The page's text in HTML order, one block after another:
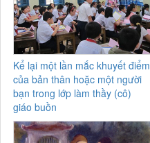
Kể lại một lần mắc khuyết điểm
của bản thân hoặc một người
bạn trong lớp làm thầy (cô)
giáo buồn